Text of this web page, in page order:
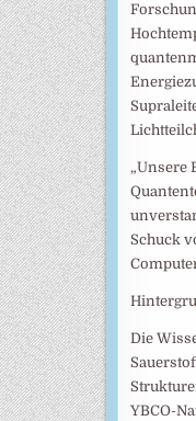
„Unsere
Schuck
Die
YBCO-